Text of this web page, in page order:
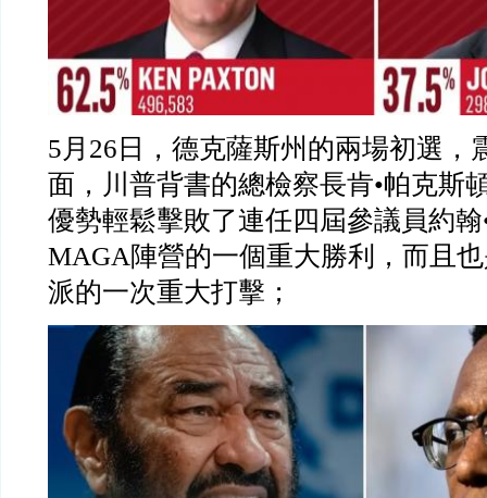
5月26日，德克薩斯州的兩場初選，
面，川普背書的總檢察長肯•帕克斯
優勢輕鬆擊敗了連任四屆參議員約
MAGA陣營的一個重大勝利，而且
派的一次重大打擊；